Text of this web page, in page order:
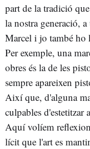
part de la tradició
la nostra generació,
Marcel i jo també ho
Per exemple, una
obres és la de les
sempre apareixen
Així que, d'alguna
culpables d'estetitzar
Aquí volíem
lícit que l'art es